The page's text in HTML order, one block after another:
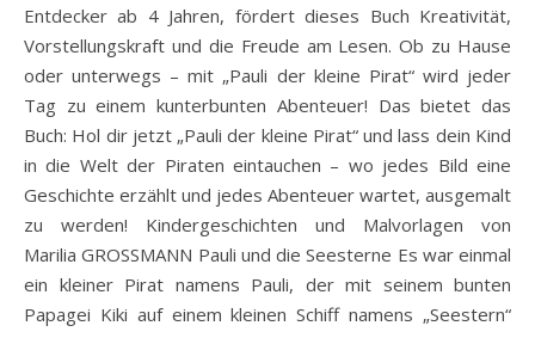
Entdecker ab 4 Jahren, fördert dieses Buch Kreativität,
Vorstellungskraft und die Freude am Lesen. Ob zu Hause
oder unterwegs – mit „Pauli der kleine Pirat“ wird jeder
Tag zu einem kunterbunten Abenteuer! Das bietet das
Buch: Hol dir jetzt „Pauli der kleine Pirat“ und lass dein Kind
in die Welt der Piraten eintauchen – wo jedes Bild eine
Geschichte erzählt und jedes Abenteuer wartet, ausgemalt
zu werden! Kindergeschichten und Malvorlagen von
Marilia GROSSMANN Pauli und die Seesterne Es war einmal
ein kleiner Pirat namens Pauli, der mit seinem bunten
Papagei Kiki auf einem kleinen Schiff namens „Seestern“